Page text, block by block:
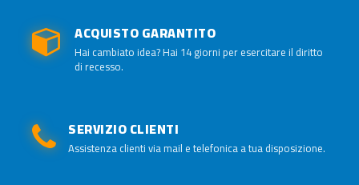
ACQUISTO GARANTITO
Hai cambiato idea? Hai 14 giorni per esercitare il diritto
di recesso.
SERVIZIO CLIENTI
Assistenza clienti via mail e telefonica a tua disposizione.